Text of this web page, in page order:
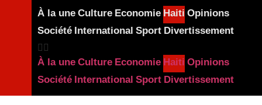
À la une Culture Economie Haiti Opinions
Société International Sport Divertissement
À la une Culture Economie Haiti Opinions
Société International Sport Divertissement